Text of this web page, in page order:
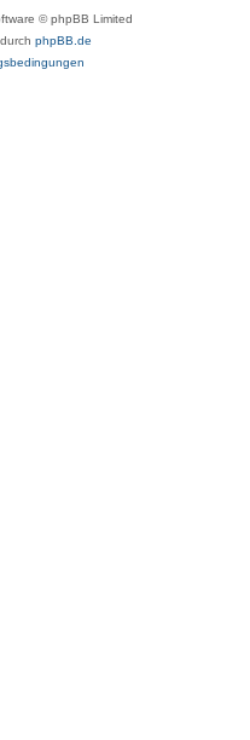
© phpBB Limited
phpBB.de